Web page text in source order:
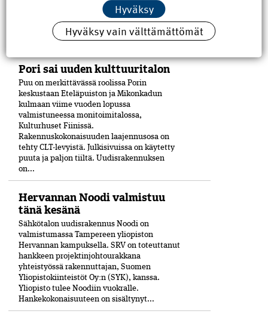
LUE MYÖS
Pori sai uuden kulttuuritalon
Puu on merkittävässä roolissa Porin
keskustaan Eteläpuiston ja Mikonkadun
kulmaan viime vuoden lopussa
valmistuneessa moni­toimitalossa,
Kulturhuset Fiinissä.
Rakennuskokonaisuuden laajennusosa on
tehty CLT-levyistä. Julkisivuissa on käytetty
puuta ja paljon tiiltä. Uudisrakennuksen
on...
Hervannan Noodi valmistuu
tänä kesänä
Sähkötalon uudisrakennus Noodi on
valmistumassa Tampereen yliopiston
Hervannan kampuksella. SRV on toteuttanut
hankkeen projektinjohtourakkana
yhteistyössä rakennuttajan, Suomen
Yliopistokiinteistöt Oy:n (SYK), kanssa.
Yliopisto tulee Noodiin vuokralle.
Hankekokonaisuuteen on sisältynyt...
Hyväksy
Hyväksy vain välttämättömät